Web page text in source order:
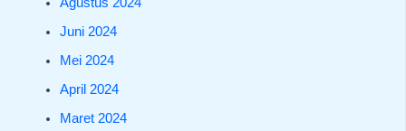
Juni 2024
Mei 2024
April 2024
Maret 2024